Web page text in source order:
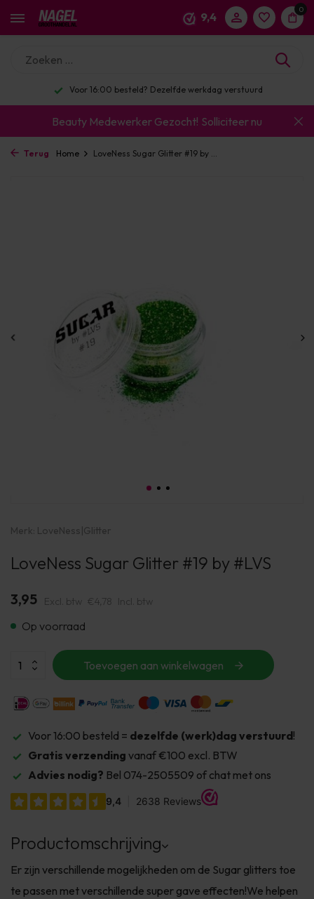
9,4
0
Voor 16:00 besteld? Dezelfde werkdag verstuurd
Beauty Medewerker Gezocht! Solliciteer nu
Terug Home LoveNess Sugar Glitter #19 by ...
Merk: LoveNess|Glitter
LoveNess Sugar Glitter #19 by #LVS
3,95 Excl. btw €4,78 Incl. btw
Op voorraad
Toevoegen aan winkelwagen
Voor 16:00 besteld = dezelfde (werk)dag verstuurd!
Gratis verzending vanaf €100 excl. BTW
Advies nodig? Bel 074-2505509 of chat met ons
Productomschrijving
Er zijn verschillende mogelijkheden om de Sugar glitters toe
te passen met verschillende super gave effecten!We helpen